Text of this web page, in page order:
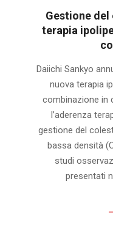
Gestione del
terapia
09-
Daiichi Sankyo
nuova terapia
combinazione in
l’aderenza
gestione del
bassa densità
studi
presentati